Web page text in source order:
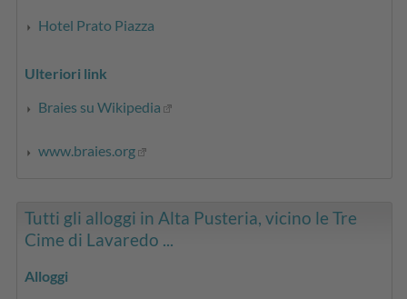
Hotel Prato Piazza
Ulteriori link
Braies su Wikipedia
www.braies.org
Tutti gli alloggi in Alta Pusteria, vicino le Tre
Cime di Lavaredo ...
Alloggi